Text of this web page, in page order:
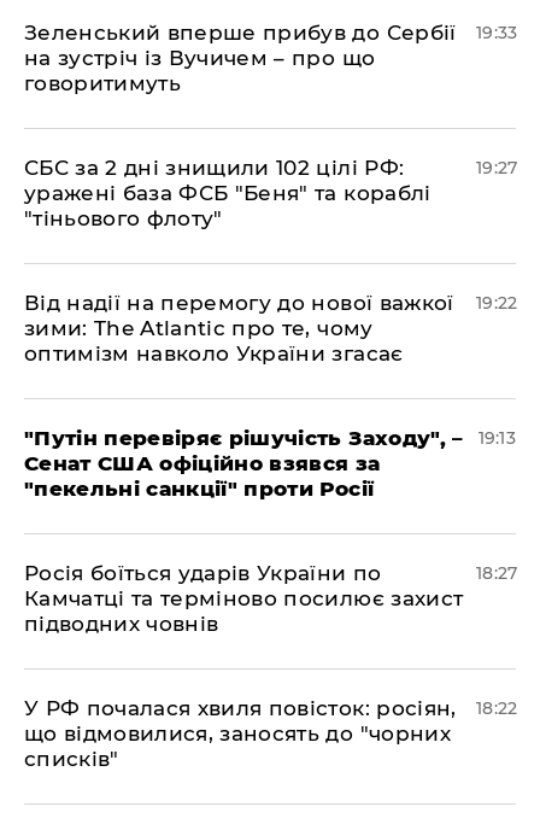
​Зеленський вперше прибув до Сербії
на зустріч із Вучичем – про що
говоритимуть
19:33
​СБС за 2 дні знищили 102 цілі РФ:
уражені база ФСБ "Беня" та кораблі
"тіньового флоту"
19:27
​Від надії на перемогу до нової важкої
зими: The Atlantic про те, чому
оптимізм навколо України згасає
19:22
​"Путін перевіряє рішучість Заходу", –
Сенат США офіційно взявся за
"пекельні санкції" проти Росії
19:13
​Росія боїться ударів України по
Камчатці та терміново посилює захист
підводних човнів
18:27
​У РФ почалася хвиля повісток: росіян,
що відмовилися, заносять до "чорних
списків"
18:22